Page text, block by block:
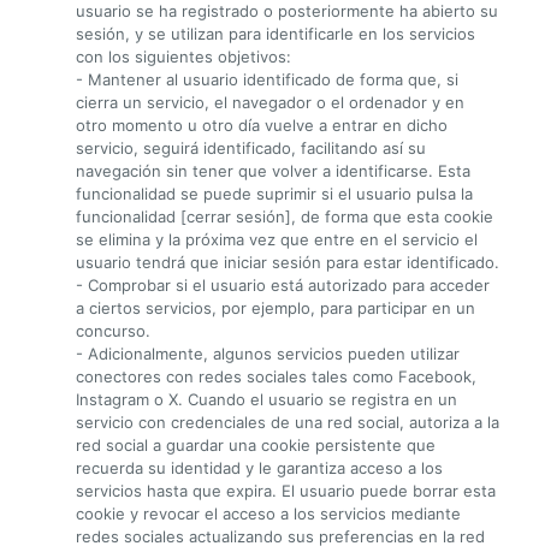
usuario se ha registrado o posteriormente ha abierto su
sesión, y se utilizan para identificarle en los servicios
con los siguientes objetivos:
- Mantener al usuario identificado de forma que, si
cierra un servicio, el navegador o el ordenador y en
otro momento u otro día vuelve a entrar en dicho
servicio, seguirá identificado, facilitando así su
navegación sin tener que volver a identificarse. Esta
funcionalidad se puede suprimir si el usuario pulsa la
funcionalidad [cerrar sesión], de forma que esta cookie
se elimina y la próxima vez que entre en el servicio el
usuario tendrá que iniciar sesión para estar identificado.
- Comprobar si el usuario está autorizado para acceder
a ciertos servicios, por ejemplo, para participar en un
concurso.
- Adicionalmente, algunos servicios pueden utilizar
conectores con redes sociales tales como Facebook,
Instagram o X. Cuando el usuario se registra en un
servicio con credenciales de una red social, autoriza a la
red social a guardar una cookie persistente que
recuerda su identidad y le garantiza acceso a los
servicios hasta que expira. El usuario puede borrar esta
cookie y revocar el acceso a los servicios mediante
redes sociales actualizando sus preferencias en la red